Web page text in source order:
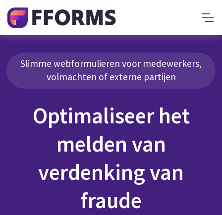
Slimme webformulieren voor medewerkers,
volmachten of externe partijen
Optimaliseer het
melden van
verdenking van
fraude